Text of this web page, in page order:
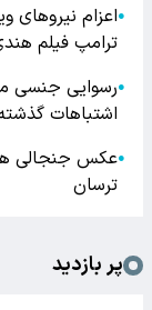
●اعزام نیروهای
ترامپ فیلم
●
اشتباهات
●عکس جنجالی
ترسان
پر بازدید